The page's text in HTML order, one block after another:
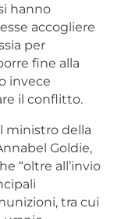
hanno
accogliere
per
fine alla
invece
il conflitto.
ministro della
Goldie,
“oltre all’invio
tra cui